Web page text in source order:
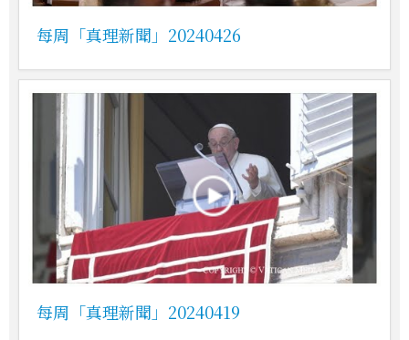
每周「真理新聞」20240426
每周「真理新聞」20240419